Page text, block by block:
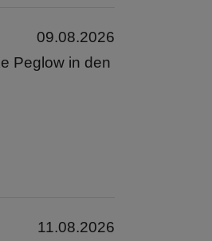
09.08.2026
Peglow in den
11.08.2026